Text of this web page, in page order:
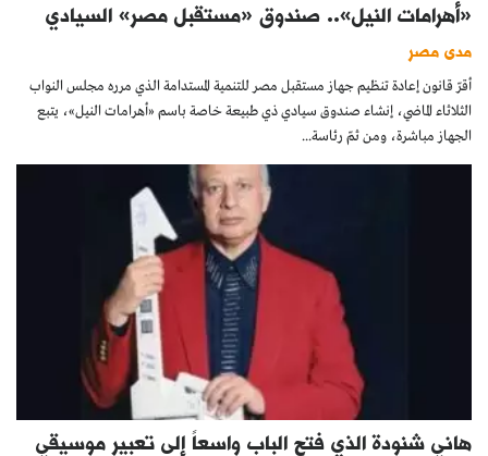
«أهرامات النيل».. صندوق «مستقبل مصر» السيادي
مدى مصر
أقرّ قانون إعادة تنظيم جهاز مستقبل مصر للتنمية المستدامة الذي مرره مجلس النواب
الثلاثاء الماضي، إنشاء صندوق سيادي ذي طبيعة خاصة باسم «أهرامات النيل»، يتبع
الجهاز مباشرة، ومن ثمّ رئاسة...
هاني شنودة الذي فتح الباب واسعاً إلى تعبيرٍ موسيقي